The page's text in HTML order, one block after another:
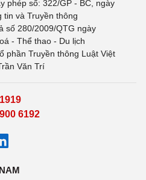
phép số: 322/GP - BC, ngày
tin và Truyền thông
số 280/2009/QTG ngày
- Thể thao - Du lịch
phần Truyền thông Luật Việt
Văn Trí
6192